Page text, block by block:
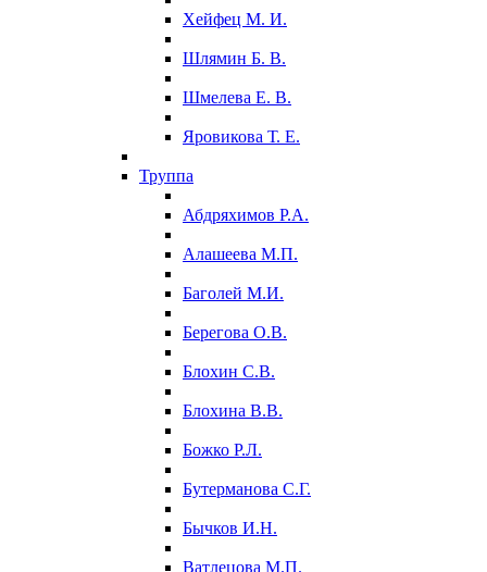
Хейфец М. И.
Шлямин Б. В.
Шмелева Е. В.
Яровикова Т. Е.
Труппа
Абдряхимов Р.А.
Алашеева М.П.
Баголей М.И.
Берегова О.В.
Блохин С.В.
Блохина В.В.
Божко Р.Л.
Бутерманова С.Г.
Бычков И.Н.
Ватлецова М.П.